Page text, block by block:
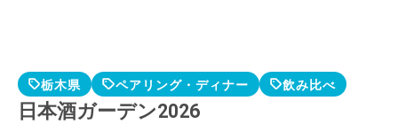
栃木県 ペアリング・ディナー 飲み比べ
日本酒ガーデン2026